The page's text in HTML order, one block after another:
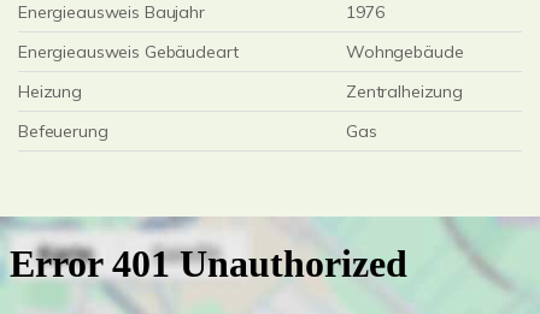
Energieausweis Baujahr
1976
Energieausweis Gebäudeart
Wohngebäude
Heizung
Zentralheizung
Befeuerung
Gas